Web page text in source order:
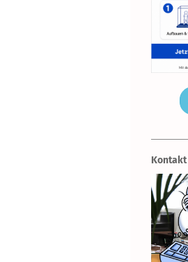
Kontakt